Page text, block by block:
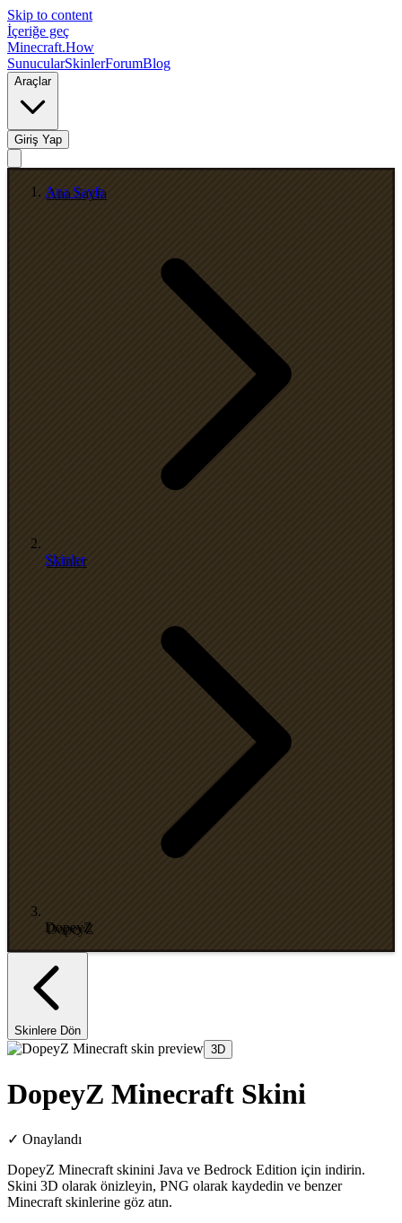
Skip to content
İçeriğe geç
Minecraft.How
SunucularSkinlerForumBlog
Araçlar
Giriş Yap
Ana Sayfa
Skinler
DopeyZ
Skinlere Dön
3D
DopeyZ Minecraft Skini
✓ Onaylandı
DopeyZ Minecraft skinini Java ve Bedrock Edition için indirin.
Skini 3D olarak önizleyin, PNG olarak kaydedin ve benzer
Minecraft skinlerine göz atın.